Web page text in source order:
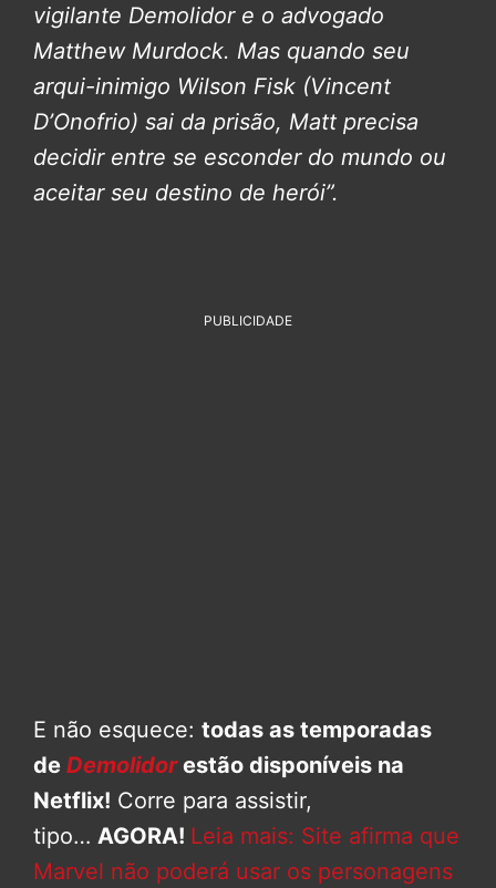
vigilante Demolidor e o advogado
Matthew Murdock. Mas quando seu
arqui-inimigo Wilson Fisk (Vincent
D’Onofrio) sai da prisão, Matt precisa
decidir entre se esconder do mundo ou
aceitar seu destino de herói”.
PUBLICIDADE
E não esquece: todas as temporadas
de Demolidorestão disponíveis na
Netflix! Corre para assistir,
tipo… AGORA! Leia mais: Site afirma que
Marvel não poderá usar os personagens